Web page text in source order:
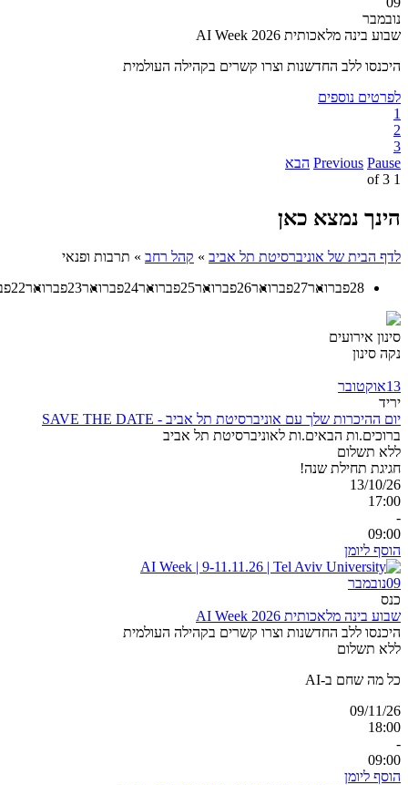
נובמבר
שבוע בינה מלאכותית AI Week 2026
היכנסו ללב החדשנות וצרו קשרים בקהילה העולמית
לפרטים נוספים
1
2
3
Previous Pause
הבא
1
3
הינך נמצא כאן
לדף הבית של אוניברסיטת תל אביב » קהל רחב » תרבות ופנאי
28פברואר27פברואר26פברואר25פברואר24פברואר23פברואר22
סינון אירועים
נקה סינון
13אוקטובר
יריד
יום ההיכרות שלך עם אוניברסיטת תל אביב - SAVE THE DATE
ברוכים.ות הבאים.ות לאוניברסיטת תל אביב
ללא תשלום
חגיגת תחילת שנה!
13/10/26
17:00
-
09:00
הוסף ליומן
09נובמבר
כנס
שבוע בינה מלאכותית AI Week 2026
היכנסו ללב החדשנות וצרו קשרים בקהילה העולמית
ללא תשלום
כל מה שחם ב-AI
09/11/26
18:00
-
09:00
הוסף ליומן